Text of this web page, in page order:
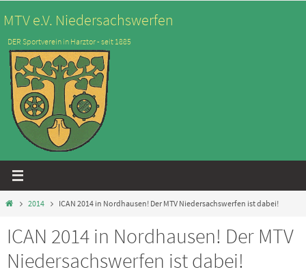
Inhalt
springen
MTV e.V. Niedersachswerfen
DER Sportverein in Harztor - seit 1885
Start2014 ICAN 2014 in Nordhausen! Der MTV Niedersachswerfen ist dabei!
ICAN 2014 in Nordhausen! Der MTV
Niedersachswerfen ist dabei!